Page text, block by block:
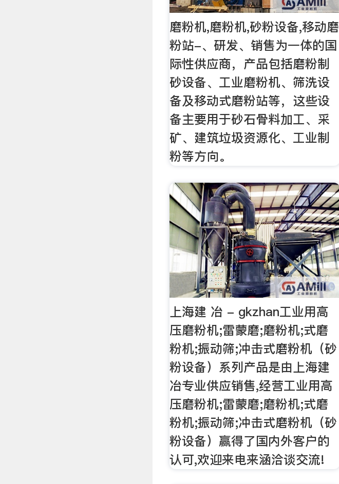
磨粉机,磨粉机,砂粉设备,移动磨
粉站-、研发、销售为一体的国
际性供应商，产品包括磨粉制
砂设备、工业磨粉机、筛洗设
备及移动式磨粉站等，这些设
备主要用于砂石骨料加工、采
矿、建筑垃圾资源化、工业制
粉等方向。
上海建 冶 - gkzhan工业用高
压磨粉机;雷蒙磨;磨粉机;式磨
粉机;振动筛;冲击式磨粉机（砂
粉设备）系列产品是由上海建
冶专业供应销售,经营工业用高
压磨粉机;雷蒙磨;磨粉机;式磨
粉机;振动筛;冲击式磨粉机（砂
粉设备）赢得了国内外客户的
认可,欢迎来电来涵洽谈交流!